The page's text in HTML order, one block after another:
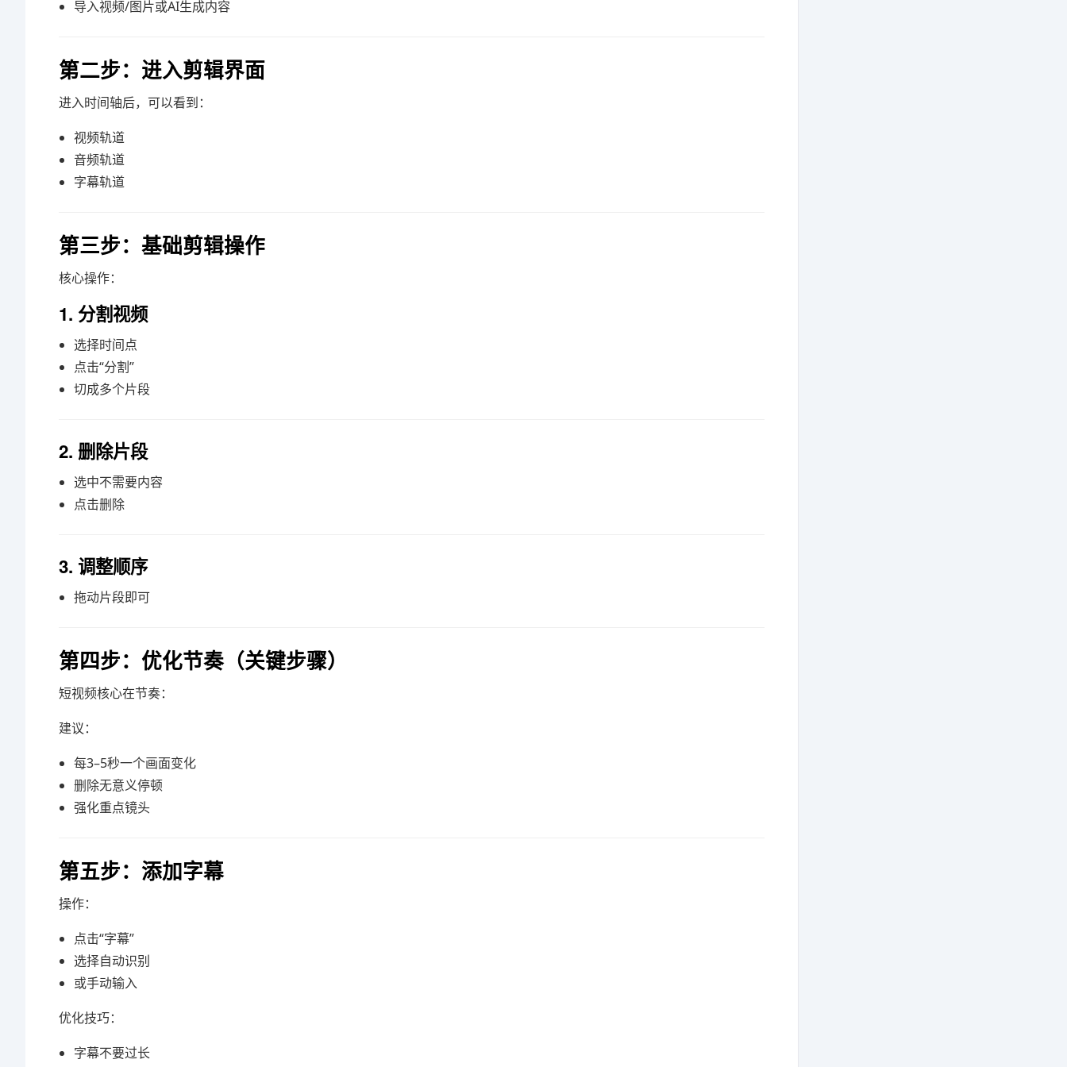
导入视频/图片或AI生成内容
第二步：进入剪辑界面
进入时间轴后，可以看到：
视频轨道
音频轨道
字幕轨道
第三步：基础剪辑操作
核心操作：
1. 分割视频
选择时间点
点击“分割”
切成多个片段
2. 删除片段
选中不需要内容
点击删除
3. 调整顺序
拖动片段即可
第四步：优化节奏（关键步骤）
短视频核心在节奏：
建议：
每3–5秒一个画面变化
删除无意义停顿
强化重点镜头
第五步：添加字幕
操作：
点击“字幕”
选择自动识别
或手动输入
优化技巧：
字幕不要过长